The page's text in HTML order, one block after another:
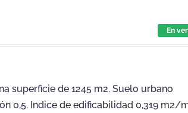
En
superficie de 1245 m2. Suelo urbano
0,5. Indice de edificabilidad 0,319 m2/